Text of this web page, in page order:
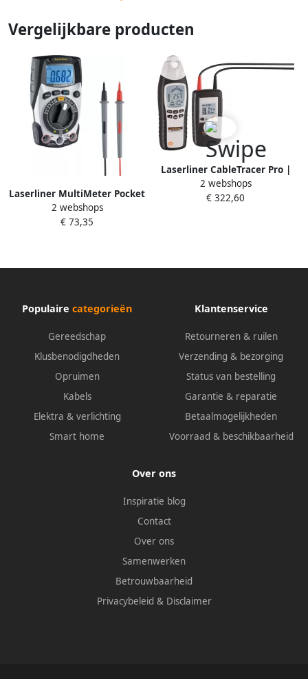
Vergelijkbare producten
Laserliner MultiMeter Pocket
XP MultiMeter Pocket XP|
Compact | Blutooth 083.036A
2 webshops
€ 73,35
Laserliner CableTracer Pro |
Multimeter | IQ serie
083.070A
2 webshops
€ 322,60
Populaire categorieën
Gereedschap
Klusbenodigdheden
Opruimen
Kabels
Elektra & verlichting
Smart home
Klantenservice
Retourneren & ruilen
Verzending & bezorging
Status van bestelling
Garantie & reparatie
Betaalmogelijkheden
Voorraad & beschikbaarheid
Over ons
Inspiratie blog
Contact
Over ons
Samenwerken
Betrouwbaarheid
Privacybeleid & Disclaimer